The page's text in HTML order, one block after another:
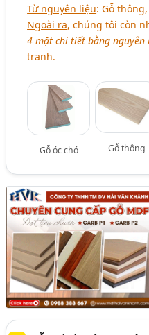
Từ nguyên liệu: Gỗ
Ngoài ra, chúng tôi còn
4 mặt chi tiết bằng nguyên
tranh.
Gỗ óc chó Gỗ thông